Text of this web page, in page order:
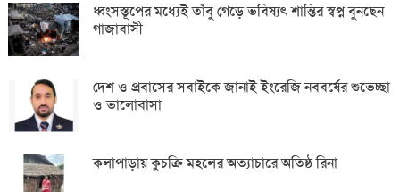
ধ্বংসস্তূপের মধ্যেই তাঁবু গেড়ে ভবিষ্যৎ শান্তির স্বপ্ন বুনছেন
গাজাবাসী
দেশ ও প্রবাসের সবাইকে জানাই ইংরেজি নববর্ষের শুভেচ্ছা
ও ভালোবাসা
কলাপাড়ায় কুচক্রি মহলের অত্যাচারে অতিষ্ঠ রিনা